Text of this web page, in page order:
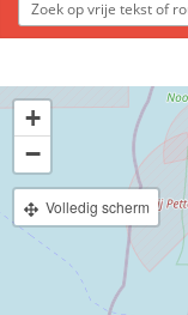
+
−
Volledig scherm